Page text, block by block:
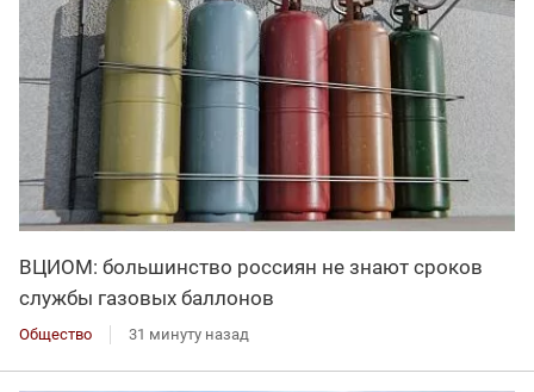
ВЦИОМ: большинство россиян не знают сроков
службы газовых баллонов
Общество 31 минуту назад